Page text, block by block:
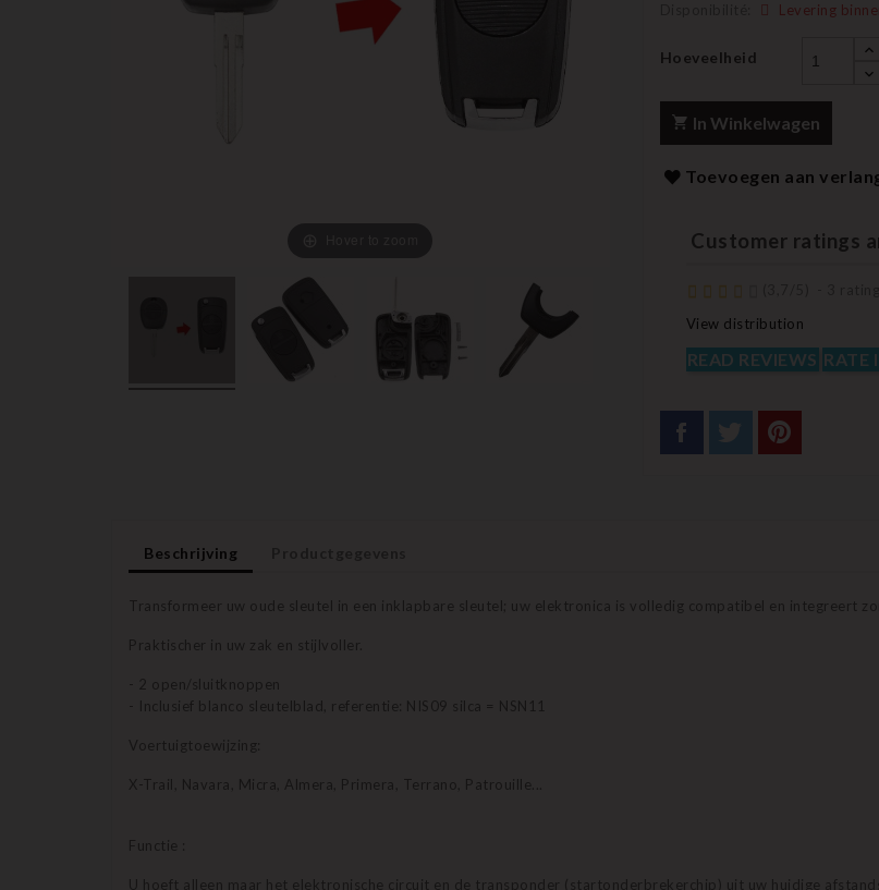
Levering
Hoeveelheid
In Winkelwagen
Toevoegen aan
Customer ratings
View distribution
READ REVIEWS RATE
Beschrijving
Transformeer uw oude sleutel in een inklapbare sleutel; uw elektronica is volledig compatibel en integreert
Praktischer in uw zak en stijlvoller.
- 2 open/sluitknoppen
- Inclusief blanco sleutelblad, referentie: NIS09 silca = NSN11
Voertuigtoewijzing:
X-Trail, Navara, Micra, Almera, Primera, Terrano, Patrouille...
Functie :
U hoeft alleen maar het elektronische circuit en de transponder (startonderbrekerchip) uit uw huidige